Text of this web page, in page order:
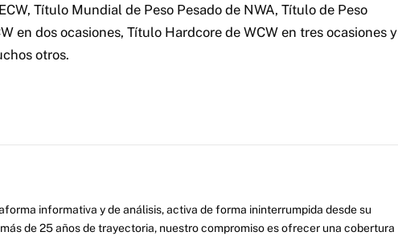
Título Mundial de Peso Pesado de NWA, Título de Peso
en dos ocasiones, Título Hardcore de WCW en tres ocasiones y
otros.
informativa y de análisis, activa de forma ininterrumpida desde su
de 25 años de trayectoria, nuestro compromiso es ofrecer una cobertura